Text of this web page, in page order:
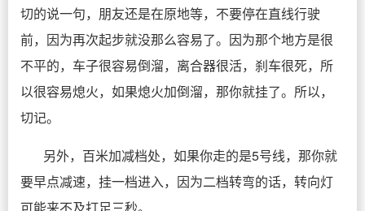
切的说一句，朋友还是在原地等，不要停在直线行驶
前，因为再次起步就没那么容易了。因为那个地方是很
不平的，车子很容易倒溜，离合器很活，刹车很死，所
以很容易熄火，如果熄火加倒溜，那你就挂了。所以，
切记。
另外，百米加减档处，如果你走的是5号线，那你就
要早点减速，挂一档进入，因为二档转弯的话，转向灯